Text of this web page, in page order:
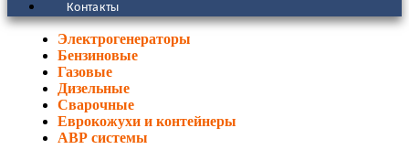
Контакты
Электрогенераторы
Бензиновые
Газовые
Дизельные
Сварочные
Еврокожухи и контейнеры
АВР системы